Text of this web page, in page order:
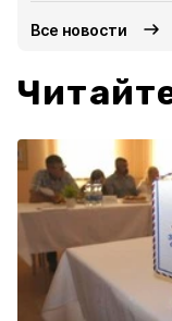
Все новости